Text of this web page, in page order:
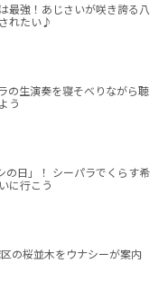
最強！あじさいが咲き誇る八
れたい♪
の生演奏を寝そべりながら聴
う
の日」！ シーパラでくらす希
に行こう
の桜並木をウナシーが案内